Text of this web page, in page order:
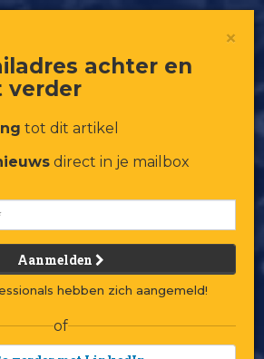
×
achter en
verder
tot dit artikel
direct in je mailbox
Aanmelden
hebben zich aangemeld!
of